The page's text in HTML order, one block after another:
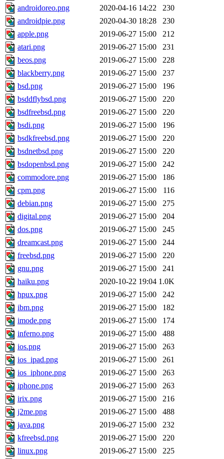
androidoreo.png
2020-04-16 14:22
230
androidpie.png
2020-04-30 18:28
230
apple.png
2019-06-27 15:00
212
atari.png
2019-06-27 15:00
231
beos.png
2019-06-27 15:00
228
blackberry.png
2019-06-27 15:00
237
bsd.png
2019-06-27 15:00
196
bsddflybsd.png
2019-06-27 15:00
220
bsdfreebsd.png
2019-06-27 15:00
220
bsdi.png
2019-06-27 15:00
196
bsdkfreebsd.png
2019-06-27 15:00
220
bsdnetbsd.png
2019-06-27 15:00
220
bsdopenbsd.png
2019-06-27 15:00
242
commodore.png
2019-06-27 15:00
186
cpm.png
2019-06-27 15:00
116
debian.png
2019-06-27 15:00
275
digital.png
2019-06-27 15:00
204
dos.png
2019-06-27 15:00
245
dreamcast.png
2019-06-27 15:00
244
freebsd.png
2019-06-27 15:00
220
gnu.png
2019-06-27 15:00
241
haiku.png
2020-10-22 19:04 1.0K
hpux.png
2019-06-27 15:00
242
ibm.png
2019-06-27 15:00
182
imode.png
2019-06-27 15:00
174
inferno.png
2019-06-27 15:00
488
ios.png
2019-06-27 15:00
263
ios_ipad.png
2019-06-27 15:00
261
ios_iphone.png
2019-06-27 15:00
263
iphone.png
2019-06-27 15:00
263
irix.png
2019-06-27 15:00
216
j2me.png
2019-06-27 15:00
488
java.png
2019-06-27 15:00
232
kfreebsd.png
2019-06-27 15:00
220
linux.png
2019-06-27 15:00
225